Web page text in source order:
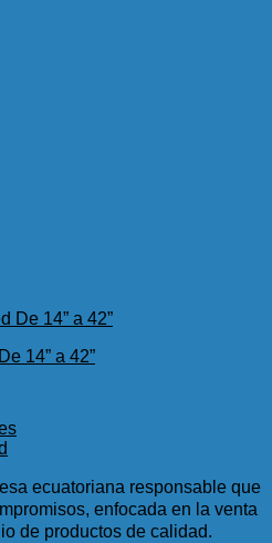
14” a 42”
ecuatoriana responsable que
enfocada en la venta
de productos de calidad.